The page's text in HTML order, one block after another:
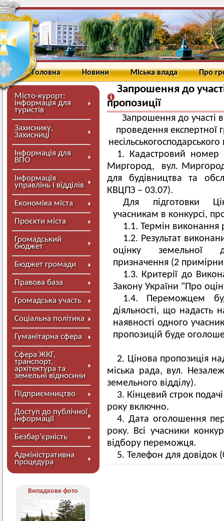
Головна Новини Міська влада Про
Місто-курорт:
інформація для
туристів
Захиснику,
Захисниці
Інформація для
ВПО
Інформація
управлінь і відділів
Економіка міста
Проєкти міста
Громадський
бюджет
Бюджет громади
Правова база
Громадська участь
Соціальна політика
Гуманітарна сфера
Сфера ЖКГ,
транспорт,
архітектура та
земельні відносини
Підприємництво
Доступ до публічної
інформації
Безбар’єрність
Адміністративна
процедура
Випадкове фото
Запрошення до
пропозиції
Запрошення до участі в
проведення експертної
1. Кадастровий номер
Миргород, вул.
для будівництва та
КВЦПЗ – 03.07).
Для підготовки
учасникам в конкурсі,
1.1. Термін виконання
1.2. Результат
оцінку земельної
призначення (2
1.3. Критерії до
Закону України "Про
1.4. Переможцем
діяльності, що надасть
наявності одного
пропозицій буде
2. Цінова пропозиція
міська рада, вул.
земельного відділу).
3. Кінцевий строк
року включно.
4. Дата оголошення
року. Всі учасники
відбору переможця.
5. Телефон для довідок